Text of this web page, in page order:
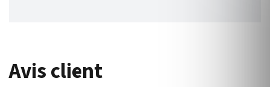
Avis client